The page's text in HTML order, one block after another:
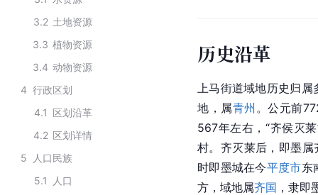
3.2 土地资源
3.3 植物资源
3.4 动物资源
4 行政区划
4.1 区划沿革
4.2 区划详情
5
人口民族
5.1
人口
历史沿革
上马街道域地历史归
地，属青州 。公元前
567年左右，“齐侯灭
村。齐灭莱后，即墨
时即墨城在今平度市东
方，域地属齐国 ，隶即